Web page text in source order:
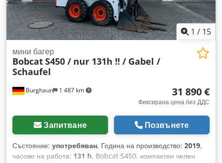
1 / 15
Burghaun 1 487 km
мини багер
BobcatS450 / nur 131h !! / Gabel /
Schaufel
31 890 €
Фиксирана цена без ДДС
Запитване Позвънете
Състояние: употребяван, Година на производство: 2019,
часове на работа: 131 h, Bobcat S450, компактен челен